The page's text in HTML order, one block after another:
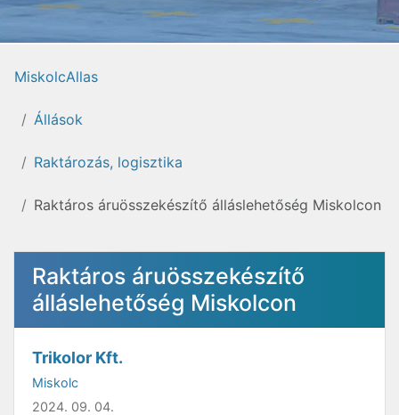
MiskolcAllas
Állások
Raktározás, logisztika
Raktáros áruösszekészítő álláslehetőség Miskolcon
Raktáros áruösszekészítő
álláslehetőség Miskolcon
Trikolor Kft.
Miskolc
2024. 09. 04.